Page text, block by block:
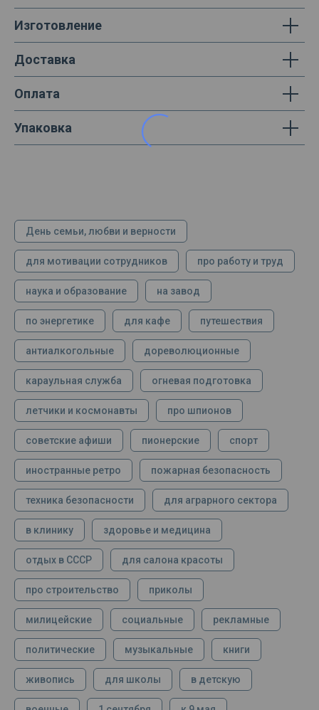
Изготовление
Доставка
Оплата
Упаковка
День семьи, любви и верности
для мотивации сотрудников про работу и труд
наука и образование на завод
по энергетике для кафе путешествия
антиалкогольные дореволюционные
караульная служба огневая подготовка
летчики и космонавты про шпионов
советские афиши пионерские спорт
иностранные ретро пожарная безопасность
техника безопасности для аграрного сектора
в клинику здоровье и медицина
отдых в СССР для салона красоты
про строительство приколы
милицейские социальные рекламные
политические музыкальные книги
живопись для школы в детскую